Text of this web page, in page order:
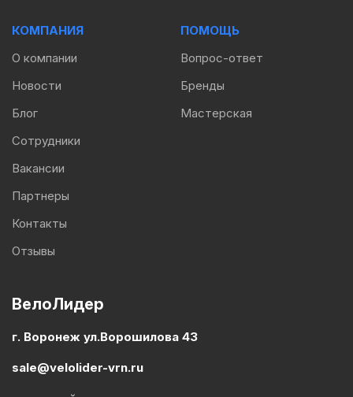
ВелоЛидер
г. Воронеж ул.Ворошилова 43
sale@velolider-vrn.ru
КОМПАНИЯ
О компании
Новости
Блог
Сотрудники
Вакансии
Партнеры
Контакты
Отзывы
ПОМОЩЬ
Вопрос-ответ
Бренды
Мастерская